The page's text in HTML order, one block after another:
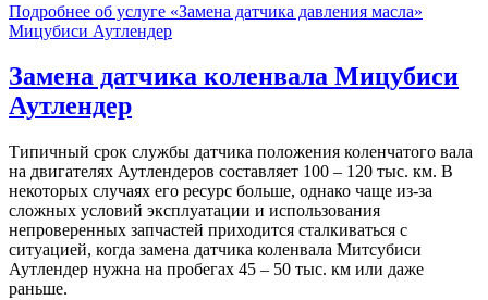
Подробнее об услуге «Замена датчика давления масла»
Мицубиси Аутлендер
Замена датчика коленвала Мицубиси
Аутлендер
Типичный срок службы датчика положения коленчатого вала
на двигателях Аутлендеров составляет 100 – 120 тыс. км. В
некоторых случаях его ресурс больше, однако чаще из-за
сложных условий эксплуатации и использования
непроверенных запчастей приходится сталкиваться с
ситуацией, когда замена датчика коленвала Митсубиси
Аутлендер нужна на пробегах 45 – 50 тыс. км или даже
раньше.